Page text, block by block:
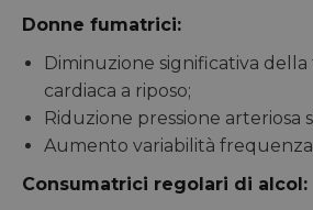
Donne fumatrici:
Diminuzione significativa
cardiaca a riposo;
Riduzione pressione arteriosa
Aumento variabilità frequenza
Consumatrici regolari di alcol: